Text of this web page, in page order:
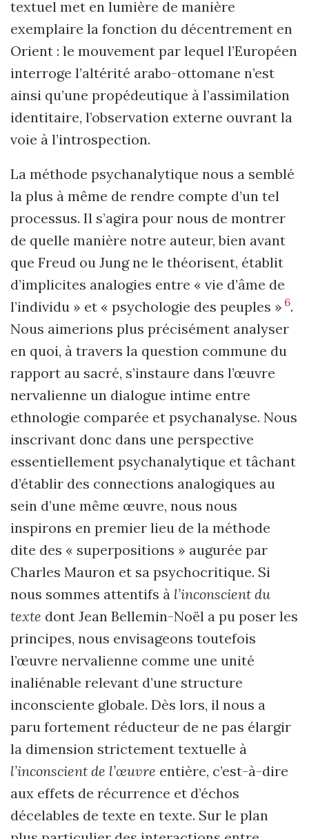
textuel met en lumière de manière
exemplaire la fonction du décentrement en
Orient : le mouvement par lequel l’Européen
interroge l’altérité arabo-ottomane n’est
ainsi qu’une propédeutique à l’assimilation
identitaire, l’observation externe ouvrant la
voie à l’introspection.
La méthode psychanalytique nous a semblé
la plus à même de rendre compte d’un tel
processus. Il s’agira pour nous de montrer
de quelle manière notre auteur, bien avant
que Freud ou Jung ne le théorisent, établit
d’implicites analogies entre « vie d’âme de
l’individu » et « psychologie des peuples » 6.
Nous aimerions plus précisément analyser
en quoi, à travers la question commune du
rapport au sacré, s’instaure dans l’œuvre
nervalienne un dialogue intime entre
ethnologie comparée et psychanalyse. Nous
inscrivant donc dans une perspective
essentiellement psychanalytique et tâchant
d’établir des connections analogiques au
sein d’une même œuvre, nous nous
inspirons en premier lieu de la méthode
dite des « superpositions » augurée par
Charles Mauron et sa psychocritique. Si
nous sommes attentifs à l’inconscient du
texte dont Jean Bellemin-Noël a pu poser les
principes, nous envisageons toutefois
l’œuvre nervalienne comme une unité
inaliénable relevant d’une structure
inconsciente globale. Dès lors, il nous a
paru fortement réducteur de ne pas élargir
la dimension strictement textuelle à
l’inconscient de l’œuvre entière, c’est-à-dire
aux effets de récurrence et d’échos
décelables de texte en texte. Sur le plan